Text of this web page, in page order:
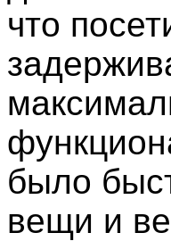
что
было
вещи и